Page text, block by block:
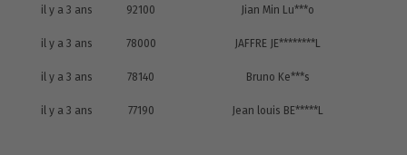
il y a 3 ans 92100 Jian Min Lu***o
il y a 3 ans 78000 JAFFRE JE********L
il y a 3 ans 78140 Bruno Ke***s
il y a 3 ans 77190 Jean louis BE*****L